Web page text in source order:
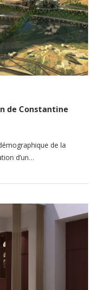
de Constantine
de la
d’un…